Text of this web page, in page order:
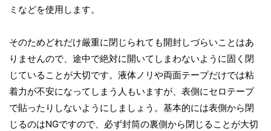
ミなどを使用します。
そのためどれだけ厳重に閉じられても開封しづらいことはあ
りませんので、途中で絶対に開いてしまわないように固く閉
じていることが大切です。液体ノリや両面テープだけでは粘
着力が不安になってしまう人もいますが、表側にセロテープ
で貼ったりしないようにしましょう。基本的には表側から閉
じるのはNGですので、必ず封筒の裏側から閉じることが大切